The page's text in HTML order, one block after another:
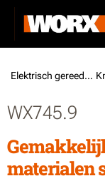
Elektrisch gereedschap /
WX745.9
materialen